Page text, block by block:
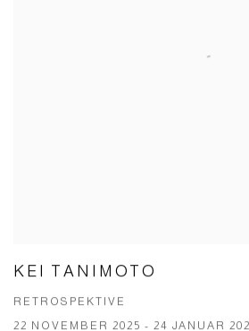
KEI TANIMOTO
RETROSPEKTIVE
22 NOVEMBER 2025 - 24 JANUAR